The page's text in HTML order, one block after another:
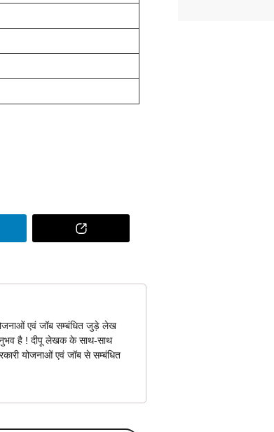
एवं जॉब सम्बंधित जुड़े लेख
है ! दीपू लेखक के साथ-साथ
योजनाओं एवं जॉब से सम्बंधित